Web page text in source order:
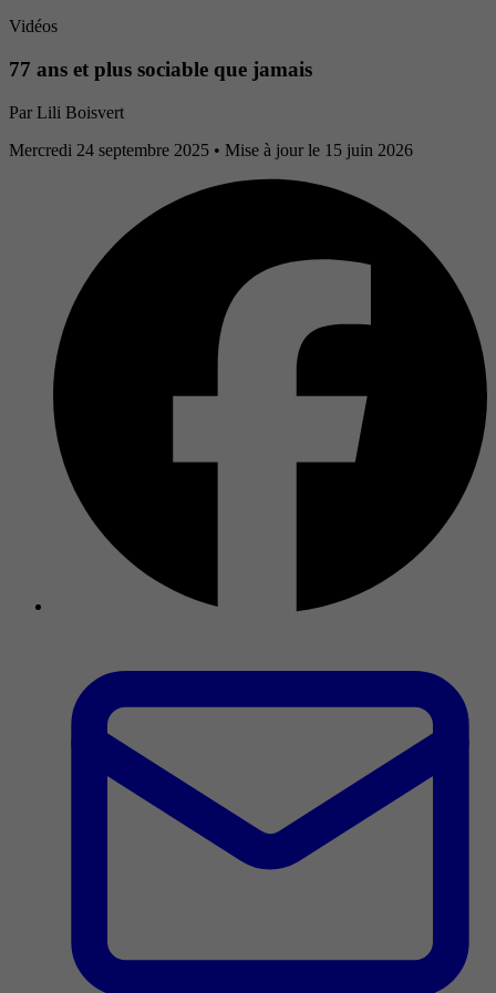
Vidéos
77 ans et plus sociable que jamais
Par Lili Boisvert
Mercredi 24 septembre 2025 • Mise à jour le 15 juin 2026